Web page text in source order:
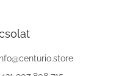
@centurio.store